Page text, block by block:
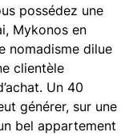
possédez une
Mykonos en
nomadisme dilue
clientèle
Un 40
générer, sur une
bel appartement